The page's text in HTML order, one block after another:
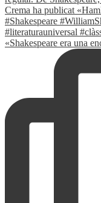
«Shakespeare era una